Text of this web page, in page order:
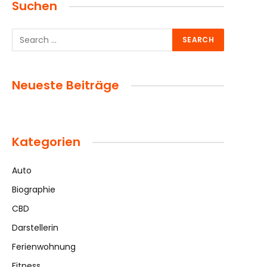
Suchen
Neueste Beiträge
Kategorien
Auto
Biographie
CBD
Darstellerin
Ferienwohnung